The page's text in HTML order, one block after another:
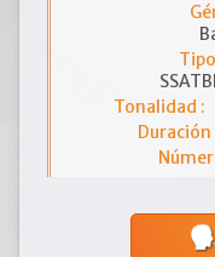
Tonalidad :
Duración